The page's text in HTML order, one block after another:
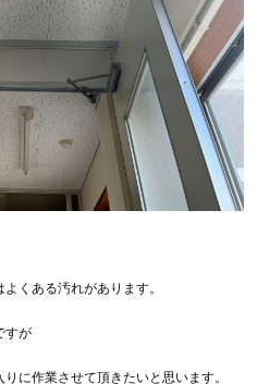
くある汚れがあります。
すが
に作業させて頂きたいと思います。